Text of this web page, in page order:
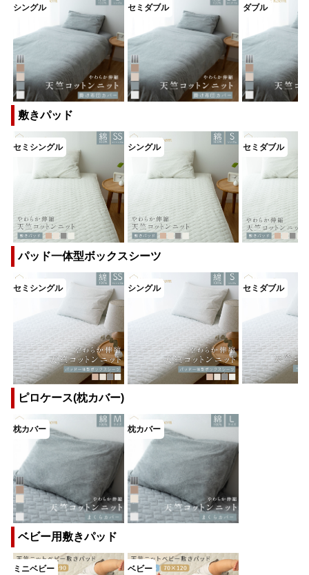
敷きパッド
パッド一体型ボックスシーツ
ピロケース(枕カバー)
ベビー用敷きパッド